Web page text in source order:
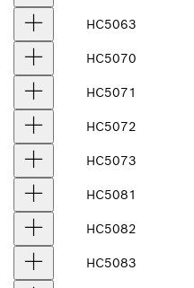
HC5063
HC5070
HC5071
HC5072
HC5073
HC5081
HC5082
HC5083